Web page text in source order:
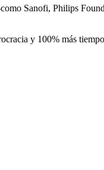
Sanofi, Philips
y 100% más